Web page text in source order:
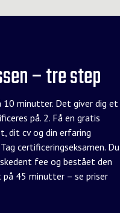
– tre step
10 minutter. Det giver dig et
på. 2. Få en gratis
dit cv og din erfaring
certificeringseksamen. Du
fee og bestået den
45 minutter – se priser